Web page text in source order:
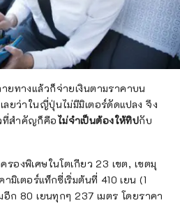
ยทางแล้วก็จ่ายเงินตามราคาบน
ลยว่าในญี่ปุ่นไม่มีมิเตอร์ดัดแปลง จึง
ที่สำคัญก็คือไม่จำเป็นต้องให้ทิปกับ
รองพิเศษในโตเกียว 23 เขต, เขตมุ
มิเตอร์แท็กซี่เริ่มต้นที่ 410 เยน (1
อีก 80 เยนทุกๆ 237 เมตร โดยราคา